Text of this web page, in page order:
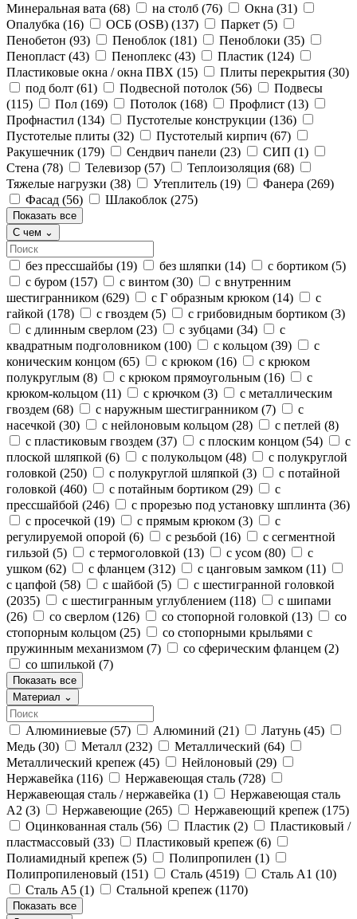
Минеральная вата (68) на столб (76) Окна (31)
Опалубка (16) ОСБ (OSB) (137) Паркет (5)
Пенобетон (93) Пеноблок (181) Пеноблоки (35)
Пенопласт (43) Пеноплекс (43) Пластик (124)
Пластиковые окна / окна ПВХ (15) Плиты перекрытия (30)
под болт (61) Подвесной потолок (56)
Подвесы
(115)
Пол (169) Потолок (168) Профлист (13)
Профнастил (134) Пустотелые конструкции (136)
Пустотелые плиты (32) Пустотелый кирпич (67)
Ракушечник (179) Сендвич панели (23) СИП (1)
Стена (78) Телевизор (57) Теплоизоляция (68)
Тяжелые нагрузки (38) Утеплитель (19) Фанера (269)
Фасад (56) Шлакоблок (275)
Показать все
С чем ⌄
без прессшайбы (19) без шляпки (14) с бортиком (5)
с буром (157) с винтом (30)
с внутренним
шестигранником (629) с Г образным крюком (14)
с
гайкой (178) с гвоздем (5) с грибовидным бортиком (3)
с длинным сверлом (23) с зубцами (34)
с
квадратным подголовником (100) с кольцом (39)
с
коническим концом (65) с крюком (16)
с крюком
полукруглым (8) с крюком прямоугольным (16)
с
крюком-кольцом (11) с крючком (3)
с металлическим
гвоздем (68) с наружным шестигранником (7)
с
насечкой (30) с нейлоновым кольцом (28) с петлей (8)
с пластиковым гвоздем (37) с плоским концом (54)
с
плоской шляпкой (6) с полукольцом (48)
с полукруглой
головкой (250) с полукруглой шляпкой (3)
с потайной
головкой (460) с потайным бортиком (29)
с
прессшайбой (246) с прорезью под установку шплинта (36)
с просечкой (19) с прямым крюком (3)
с
регулируемой опорой (6) с резьбой (16)
с сегментной
гильзой (5) с термоголовкой (13) с усом (80)
с
ушком (62) с фланцем (312) с цанговым замком (11)
с цапфой (58) с шайбой (5)
с шестигранной головкой
(2035)
с шестигранным углублением (118)
с шипами
(26)
со сверлом (126) со стопорной головкой (13)
со
стопорным кольцом (25)
со стопорными крыльями с
пружинным механизмом (7) со сферическим фланцем (2)
со шпилькой (7)
Показать все
Материал ⌄
Алюминиевые (57) Алюминий (21) Латунь (45)
Медь (30) Металл (232) Металлический (64)
Металлический крепеж (45) Нейлоновый (29)
Нержавейка (116) Нержавеющая сталь (728)
Нержавеющая сталь / нержавейка (1)
Нержавеющая сталь
А2 (3) Нержавеющие (265) Нержавеющий крепеж (175)
Оцинкованная сталь (56) Пластик (2)
Пластиковый /
пластмассовый (33) Пластиковый крепеж (6)
Полиамидный крепеж (5) Полипропилен (1)
Полипропиленовый (151) Сталь (4519) Сталь А1 (10)
Сталь А5 (1) Стальной крепеж (1170)
Показать все